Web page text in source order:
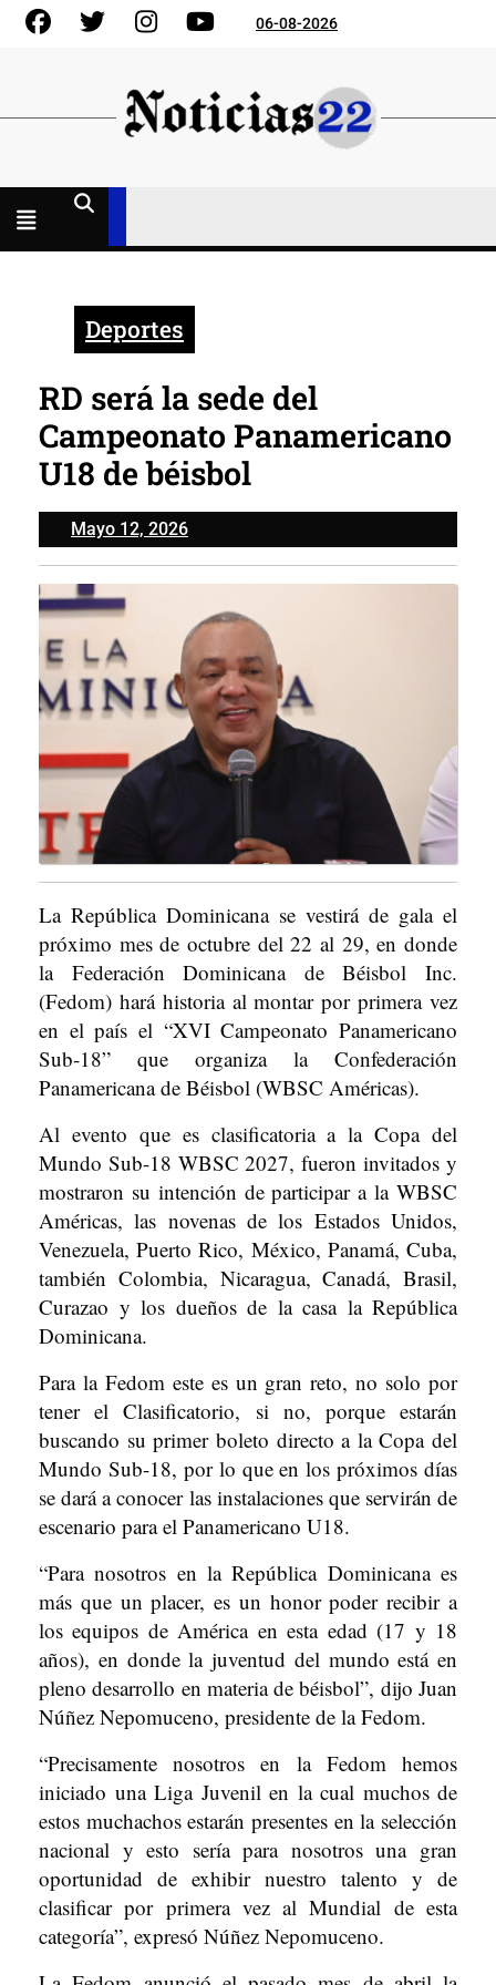
Skip
FacebookGorjeo InstagramYouTube06-08-2026
Deportes
RD será la sede del
Campeonato Panamericano
U18 de béisbol
Mayo 12, 2026Mayo
12,
2026
La República Dominicana se vestirá de gala el
próximo mes de octubre del 22 al 29, en donde
la Federación Dominicana de Béisbol Inc.
(Fedom) hará historia al montar por primera vez
en el país el “XVI Campeonato Panamericano
Sub-18” que organiza la Confederación
Panamericana de Béisbol (WBSC Américas).
Al evento que es clasificatoria a la Copa del
Mundo Sub-18 WBSC 2027, fueron invitados y
mostraron su intención de participar a la WBSC
Américas, las novenas de los Estados Unidos,
Venezuela, Puerto Rico, México, Panamá, Cuba,
también Colombia, Nicaragua, Canadá, Brasil,
Curazao y los dueños de la casa la República
Dominicana.
Para la Fedom este es un gran reto, no solo por
tener el Clasificatorio, si no, porque estarán
buscando su primer boleto directo a la Copa del
Mundo Sub-18, por lo que en los próximos días
se dará a conocer las instalaciones que servirán de
escenario para el Panamericano U18.
“Para nosotros en la República Dominicana es
más que un placer, es un honor poder recibir a
los equipos de América en esta edad (17 y 18
años), en donde la juventud del mundo está en
pleno desarrollo en materia de béisbol”, dijo Juan
Núñez Nepomuceno, presidente de la Fedom.
“Precisamente nosotros en la Fedom hemos
iniciado una Liga Juvenil en la cual muchos de
estos muchachos estarán presentes en la selección
nacional y esto sería para nosotros una gran
oportunidad de exhibir nuestro talento y de
clasificar por primera vez al Mundial de esta
categoría”, expresó Núñez Nepomuceno.